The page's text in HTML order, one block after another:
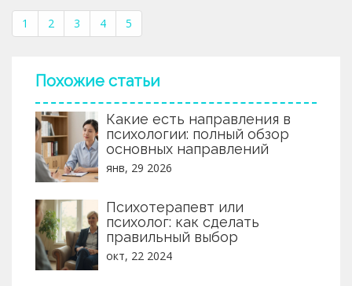
изучении психологии. Статья предназначена как для
студентов, так и для людей, интересующихся
психологией в личных целях.
1 2 3 4 5
Похожие статьи
Какие есть направления в
психологии: полный обзор
основных направлений
янв, 29 2026
Психотерапевт или
психолог: как сделать
правильный выбор
окт, 22 2024